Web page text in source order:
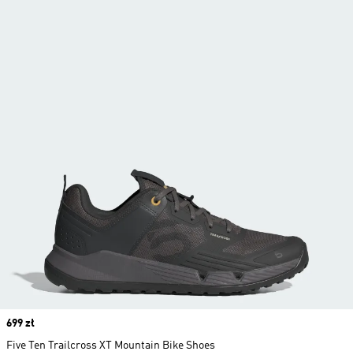
Price
699 zł
Five Ten Trailcross XT Mountain Bike Shoes